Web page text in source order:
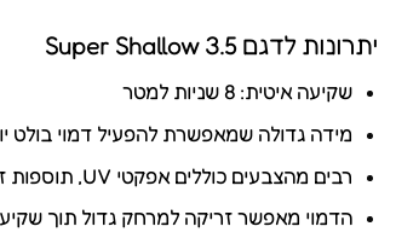
יתרונות לדגם Super Shallow 3.5
שקיעה איטית: 8 שניות למטר
מידה גדולה שמאפשרת להפעיל דמוי בולט
רבים מהצבעים כוללים אפקטי UV, תוספות זהב או סימנים זוהרים, שבלילה או בתנאי ראות נמוכה מביאים יתרון משמעותי.
הדמוי מאפשר זריקה למרחק גדול תוך